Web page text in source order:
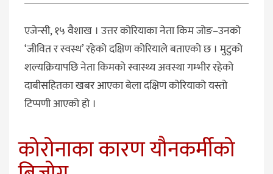
एजेन्सी, १५ वैशाख । उत्तर कोरियाका नेता किम जोङ–उनको
‘जीवित र स्वस्थ’ रहेको दक्षिण कोरियाले बताएको छ । मुटुको
शल्यक्रियापछि नेता किमको स्वास्थ्य अवस्था गम्भीर रहेको
दाबीसहितका खबर आएका बेला दक्षिण कोरियाको यस्तो
टिप्पणी आएको हो ।
कोरोनाका कारण यौनकर्मीको